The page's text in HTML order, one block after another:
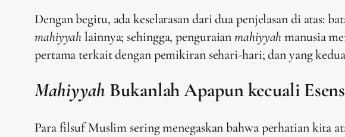
Dengan begitu, ada keselarasan dari dua penjelasan di atas:
mahiyyahlainnya; sehingga, penguraianmahiyyahmanusia
pertama terkait dengan pemikiran sehari-hari; dan yang
Mahiyyah Bukanlah Apapun kecuali
Para filsuf Muslim sering menegaskan bahwa perhatian kita